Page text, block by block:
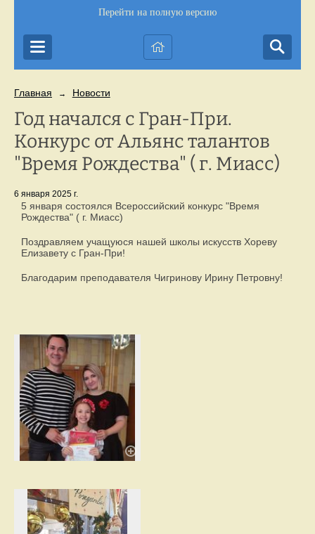
Перейти на полную версию
Главная → Новости
Год начался с Гран-При.
Конкурс от Альянс талантов
"Время Рождества" ( г. Миасс)
6 января 2025 г.
5 января состоялся Всероссийский конкурс "Время
Рождества" ( г. Миасс)
Поздравляем учащуюся нашей школы искусств Хореву
Елизавету с Гран-При!
Благодарим преподавателя Чигринову Ирину Петровну!